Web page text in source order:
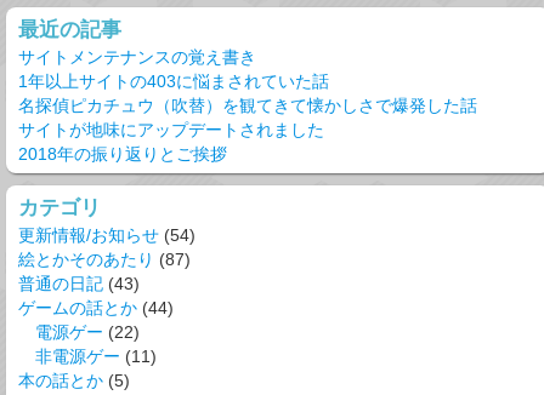
最近の記事
サイトメンテナンスの覚え書き
1年以上サイトの403に悩まされていた話
名探偵ピカチュウ（吹替）を観てきて懐かしさで爆発した話
サイトが地味にアップデートされました
2018年の振り返りとご挨拶
カテゴリ
更新情報/お知らせ (54)
絵とかそのあたり (87)
普通の日記 (43)
ゲームの話とか (44)
電源ゲー (22)
非電源ゲー (11)
本の話とか (5)